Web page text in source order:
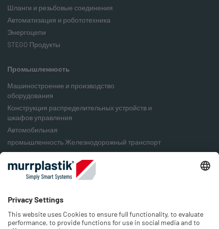
Шланги и резьбовые соединения
Автоматизация и робототехника
Энергоцепи
STEGO Продукты
Промышленность
Машиностроение и производство
оборудования
Конструкция распределительных устройств и
шкафов управления
Автомобильная
промышленность Железнодорожный транспорт
Пищевая промышленность
Упаковочная промышленность
Возобновляемые источники энергии
Компания
О нас